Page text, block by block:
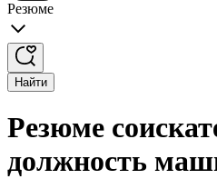
Резюме
Найти
Резюме
должность